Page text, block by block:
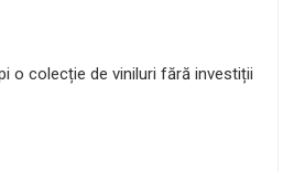
o colecție de viniluri fără investiții